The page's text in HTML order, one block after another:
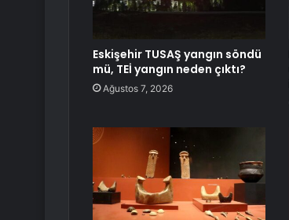
Eskişehir TUSAŞ yangın söndü
mü, TEİ yangın neden çıktı?
Ağustos 7, 2026